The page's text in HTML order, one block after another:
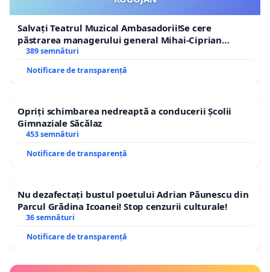
Salvați Teatrul Muzical Ambasadorii!Se cere
păstrarea managerului general Mihai-Ciprian
ROGOJAN
389 semnături
Notificare de transparență
Opriți schimbarea nedreaptă a conducerii Școlii
Gimnaziale Săcălaz
453 semnături
Notificare de transparență
Nu dezafectați bustul poetului Adrian Păunescu din
Parcul Grădina Icoanei! Stop cenzurii culturale!
36 semnături
Notificare de transparență